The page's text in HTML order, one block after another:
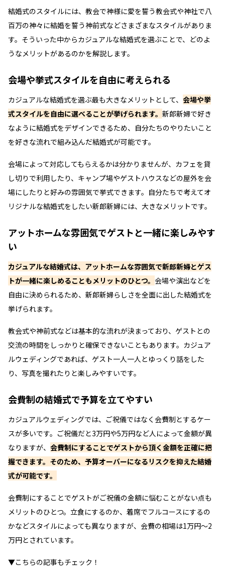
結婚式のスタイルには、教会で神様に愛を誓う教会式や神社で八
百万の神々に結婚を誓う神前式などさまざまなスタイルがありま
す。そういった中からカジュアルな結婚式を選ぶことで、どのよ
うなメリットがあるのかを解説します。
会場や挙式スタイルを自由に考えられる
カジュアルな結婚式を選ぶ最も大きなメリットとして、 会場や挙
式スタイルを自由に選べることが挙げられます。 新郎新婦で好き
なように結婚式をデザインできるため、自分たちのやりたいこと
を好きな流れで組み込んだ結婚式が可能です。
会場によって対応してもらえるかは分かりませんが、カフェを貸
し切りで利用したり、キャンプ場やゲストハウスなどの屋外を会
場にしたりと好みの雰囲気で挙式できます。自分たちで考えてオ
リジナルな結婚式をしたい新郎新婦には、大きなメリットです。
アットホームな雰囲気でゲストと一緒に楽しみやす
い
カジュアルな結婚式は、アットホームな雰囲気で新郎新婦とゲス
トが一緒に楽しめることもメリットのひとつ。 会場や演出などを
自由に決められるため、新郎新婦らしさを全面に出した結婚式を
挙げられます。
教会式や神前式などは基本的な流れが決まっており、ゲストとの
交流の時間をしっかりと確保できないこともあります。カジュア
ルウェディングであれば、ゲスト一人一人とゆっくり話をした
り、写真を撮れたりと楽しみやすいです。
会費制の結婚式で予算を立てやすい
カジュアルウェディングでは、ご祝儀ではなく会費制とするケー
スが多いです。ご祝儀だと3万円や5万円など人によって金額が異
なりますが、 会費制にすることでゲストから頂く金額を正確に把
握できます。そのため、予算オーバーになるリスクを抑えた結婚
式が可能です。
会費制にすることでゲストがご祝儀の金額に悩むことがない点も
メリットのひとつ。立食にするのか、着席でフルコースにするの
かなどスタイルによっても異なりますが、会費の相場は1万円～2
万円とされています。
▼こちらの記事もチェック！